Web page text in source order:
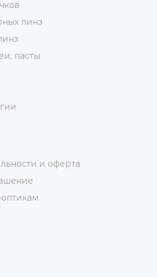
линз
пасты
и оферта